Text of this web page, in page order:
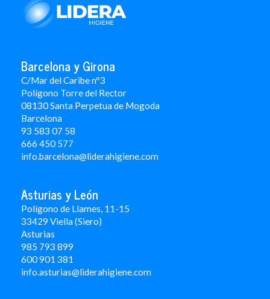
Barcelona y Girona
C/Mar del Caribe nº3
Polígono Torre del Rector
08130 Santa Perpetua de Mogoda
Barcelona
93 583 07 58
666 450 577
info.barcelona@liderahigiene.com
Asturias y León
Polígono de Llames, 11-15
33429 Viella (Siero)
Asturias
985 793 899
600 901 381
info.asturias@liderahigiene.com